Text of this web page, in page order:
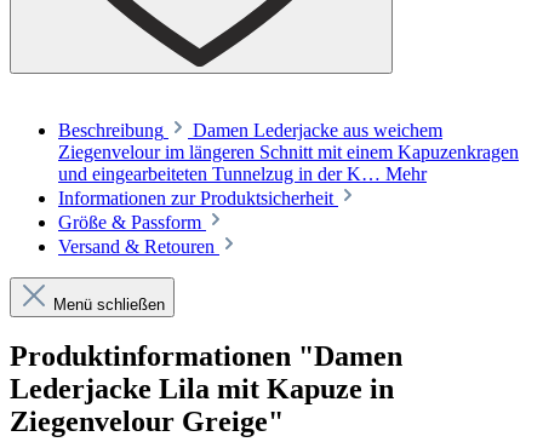
Beschreibung
Damen Lederjacke aus weichem
Ziegenvelour im längeren Schnitt mit einem Kapuzenkragen
und eingearbeiteten Tunnelzug in der K… Mehr
Informationen zur Produktsicherheit
Größe & Passform
Versand & Retouren
Menü schließen
Produktinformationen "Damen
Lederjacke Lila mit Kapuze in
Ziegenvelour Greige"